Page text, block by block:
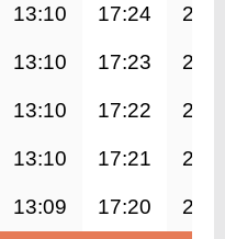
13:10 17:24
13:10 17:23
13:10 17:22
13:10 17:21
13:09 17:20